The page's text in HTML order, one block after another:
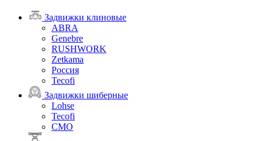
Задвижки клиновые
ABRA
Genebre
RUSHWORK
Zetkama
Россия
Tecofi
Задвижки шиберные
Lohse
Tecofi
СМО